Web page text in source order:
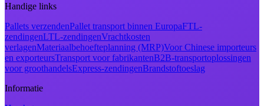
Handige links
Pallets verzendenPallet transport binnen EuropaFTL-
zendingenLTL-zendingenVrachtkosten
verlagenMateriaalbehoefteplanning (MRP)Voor Chinese importeurs
en exporteursTransport voor fabrikantenB2B-transportoplossingen
voor groothandelsExpress-zendingenBrandstoftoeslag
Informatie